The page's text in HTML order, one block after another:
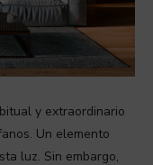
y extraordinario
Un elemento
luz. Sin embargo,